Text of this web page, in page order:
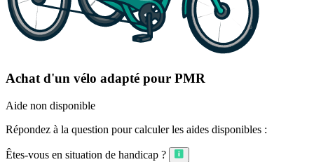
Achat d'un vélo adapté pour PMR
Aide non disponible
Répondez à la question pour calculer les aides disponibles :
Êtes-vous en situation de handicap ?